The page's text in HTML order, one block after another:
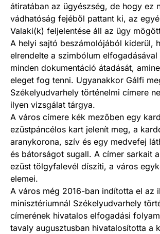
átiratában az ügyészség, de hogy ez
vádhatóság fejéből pattant ki, az
Valaki(k) feljelentése áll az ügy
A helyi sajtó beszámolójából kiderül,
elrendelte a szimbólum
minden dokumentáció átadását,
eleget fog tenni. Ugyanakkor Gálfi
Székelyudvarhely történelmi címere
ilyen vizsgálat tárgya.
A város címere kék mezőben egy
ezüstpáncélos kart jelenít meg, a
aranykorona, szív és egy medvefej
és bátorságot sugall. A címer sarkait
ezüst tölgyfalevél díszíti, a város
elemei.
A város még 2016-ban indította el az
minisztériumnál Székelyudvarhely
címerének hivatalos elfogadási
tavaly augusztusban hivatalosította a